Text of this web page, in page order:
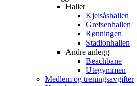
Haller
Kjelsåshallen
Grefsenhallen
Rønningen
Stadionhallen
Andre anlegg
Beachbane
Utegymmen
Medlem og treningsavgifter